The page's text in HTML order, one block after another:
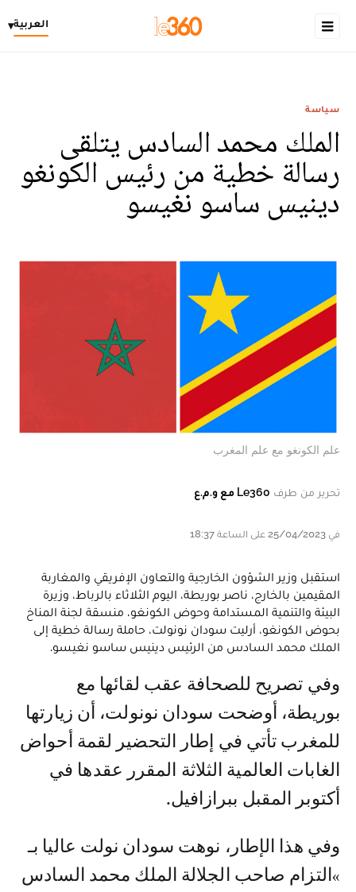
العربية▾
سياسة
الملك محمد السادس يتلقى
رسالة خطية من رئيس الكونغو
دينيس ساسو نغيسو
علم الكونغو مع علم المغرب
تحرير من طرف Le360 مع و.م.ع
في 25/04/2023 على الساعة 18:37
استقبل وزير الشؤون الخارجية والتعاون الإفريقي والمغاربة
المقيمين بالخارج، ناصر بوريطة، اليوم الثلاثاء بالرباط، وزيرة
البيئة والتنمية المستدامة وحوض الكونغو، منسقة لجنة المناخ
بحوض الكونغو، أرليت سودان نونولت، حاملة رسالة خطية إلى
الملك محمد السادس من الرئيس دينيس ساسو نغيسو.
وفي تصريح للصحافة عقب لقائها مع
بوريطة، أوضحت سودان نونولت، أن زيارتها
للمغرب تأتي في إطار التحضير لقمة أحواض
الغابات العالمية الثلاثة المقرر عقدها في
أكتوبر المقبل ببرازافيل.
وفي هذا الإطار، نوهت سودان نولت عاليا بـ
»التزام صاحب الجلالة الملك محمد السادس